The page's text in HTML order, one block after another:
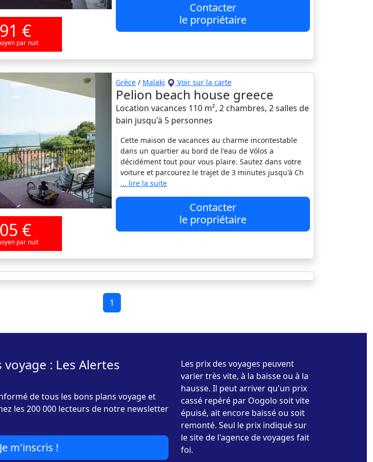
€
par nuit
Contacter
le propriétaire
€
par nuit
Grèce / Malaki Voir sur la carte
Pelion beach house greece
Location vacances 110 m², 2 chambres, 2 salles de
bain jusqu'à 5 personnes
Cette maison de vacances au charme incontestable
dans un quartier au bord de l'eau de Vólos a
décidément tout pour vous plaire. Sautez dans votre
voiture et parcourez le trajet de 3 minutes jusqu'à Ch
... lire la suite
Contacter
le propriétaire
1
: Les Alertes
de tous les bons plans voyage et
les 200 000 lecteurs de notre newsletter
Je m'inscris !
Les prix des voyages peuvent
varier très vite, à la baisse ou à la
hausse. Il peut arriver qu'un prix
cassé repéré par Oogolo soit vite
épuisé, ait encore baissé ou soit
remonté. Seul le prix indiqué sur
le site de l'agence de voyages fait
foi.